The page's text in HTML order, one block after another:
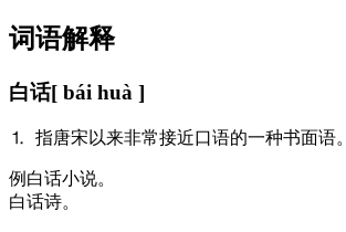
词语解释
白话[ bái huà ]
⒈ 指唐宋以来非常接近口语的一种书面语。
例 白话小说。
白话诗。